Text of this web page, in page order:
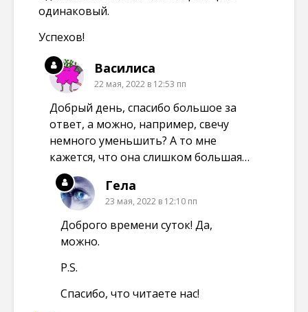
одинаковый.
Успехов!
Василиса
22 мая, 2022 в 12:53 пп
Добрый день, спасибо большое за
ответ, а можно, например, свечу
немного уменьшить? А то мне
кажется, что она слишком большая…
Гела
23 мая, 2022 в 12:10 пп
Доброго времени суток! Да,
можно.
P.S.
Спасибо, что читаете нас!